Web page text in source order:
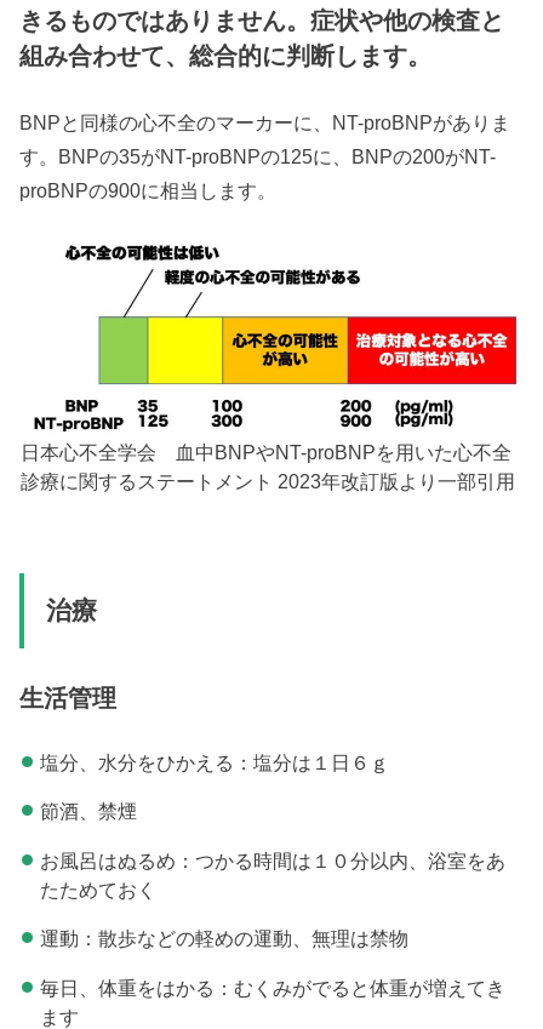
きるものではありません。症状や他の検査と
組み合わせて、総合的に判断します。
BNPと同様の心不全のマーカーに、NT-proBNPがありま
す。BNPの35がNT-proBNPの125に、BNPの200がNT-
proBNPの900に相当します。
日本心不全学会 血中BNPやNT-proBNPを用いた心不全
診療に関するステートメント 2023年改訂版より一部引用
治療
生活管理
塩分、水分をひかえる：塩分は１日６ｇ
節酒、禁煙
お風呂はぬるめ：つかる時間は１０分以内、浴室をあ
たためておく
運動：散歩などの軽めの運動、無理は禁物
毎日、体重をはかる：むくみがでると体重が増えてき
ます